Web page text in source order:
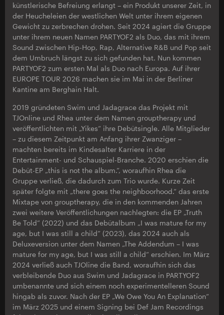
künstlerische Befreiung erlangt – ein Produkt unserer Zeit, in
der Heucheleien der westlichen Welt unter ihrem eigenen
Gewicht zu zerbrechen drohen. Seit 2024 agiert die Gruppe
unter ihrem neuen Namen PARTYOF2 als Duo, das mit ihrem
Sound zwischen Hip-Hop, Rap, Alternative R&B und Pop seit
dem Umbruch längst zu sich gefunden hat. Nun kommen
PARTYOF2 zum ersten Mal als Duo nach Europa. Auf ihrer
EUROPE TOUR 2026 machen sie im Mai in der Berliner
Kantine am Berghain Halt.
2019 gründeten Swim und Jadagrace das Projekt mit
TJOnline und Rhea unter dem Namen grouptherapy und
veröffentlichten mit „Yikes“ ihre Debütsingle. Alle Mitglieder
– zu diesem Zeitpunkt am Anfang ihrer Zwanziger –
machten bereits im Kindesalter Karriere in der
Entertainment- und Schauspiel-Branche. 2020 erschien die
Debüt-EP „this is not the album.”, woraufhin Rhea die
Gruppe verließ, die dadurch zum Trio wurde. Kurze Zeit
später folgte mit „there goes the neighboorhood.“ das erste
Mixtape von grouptherapy, die in den kommenden Jahren
zwei weitere Veröffentlichungen nachlegten: die EP „Truth
Be Told” (2022) und das Debütalbum „I was mature for my
age, but I was still a child” (2023), das 2024 auch als
Deluxeversion unter dem Namen „The Addendum – I was
mature for my age, but I was still a child“ erschien. Im März
2024 verließ auch TJOline die Band, woraufhin sich das
verbleibende Duo aus Swim und Jadagrace in PARTYOF2
umbenannte und sich einem noch experimentelleren Sound
hingab als zuvor. Nach der EP „We Owe You An Explanation“
im März 2025 und einem Signing bei Def Jam Recordings